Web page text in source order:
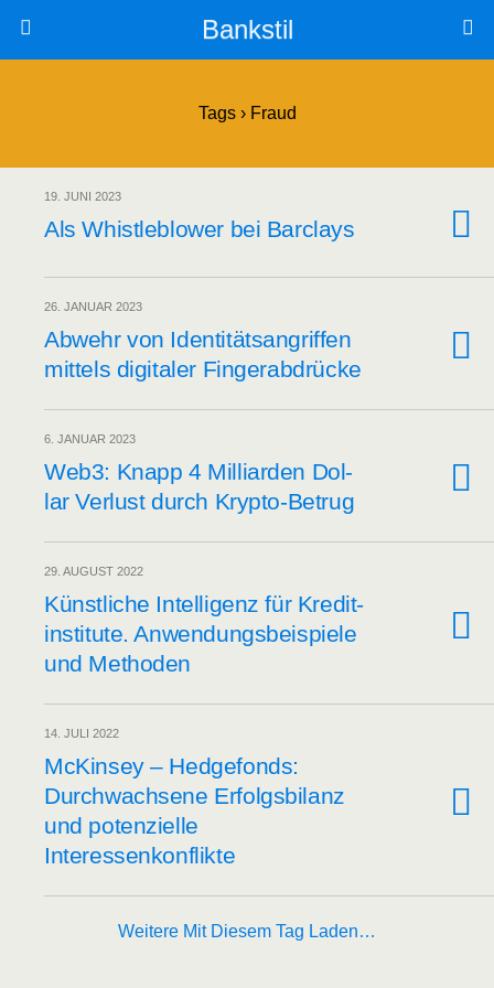
Bankstil
Tags › Fraud
19. JUNI 2023
Als Whist­le­b­lower bei Barclays
26. JANUAR 2023
Abwehr von Iden­ti­täts­an­grif­fen
mit­tels digi­ta­ler Fingerabdrücke
6. JANUAR 2023
Web3: Knapp 4 Mil­li­ar­den Dol­
lar Ver­lust durch Krypto-Betrug
29. AUGUST 2022
Künst­li­che Intel­li­genz für Kre­dit­
in­sti­tu­te. Anwen­dungs­bei­spie­le
und Methoden
14. JULI 2022
McK­in­sey – Hedge­fonds:
Durch­wach­se­ne Erfolgs­bi­lanz
und poten­zi­el­le
Interessenkonflikte
Weitere Mit Diesem Tag Laden…